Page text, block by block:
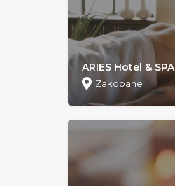
ARIES Hotel & SPA
Zakopane